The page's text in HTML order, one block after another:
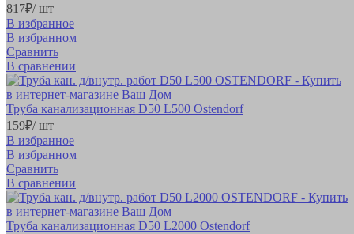
817₽/ шт
В избранное
В избранном
Сравнить
В сравнении
Труба канализационная D50 L500 Ostendorf
159₽/ шт
В избранное
В избранном
Сравнить
В сравнении
Труба канализационная D50 L2000 Ostendorf